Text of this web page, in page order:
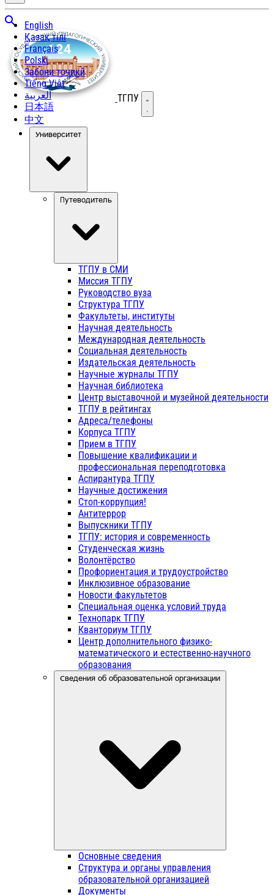
English
Қазақ тілі
Français
Polski
Забони тоҷикӣ
Tiếng Việt
العربية
日本語
中文
ТГПУ Открыть меню
Университет
Путеводитель
ТГПУ в СМИ
Миссия ТГПУ
Руководство вуза
Структура ТГПУ
Факультеты, институты
Научная деятельность
Международная деятельность
Социальная деятельность
Издательская деятельность
Научные журналы ТГПУ
Научная библиотека
Центр выставочной и музейной деятельности
ТГПУ в рейтингах
Адреса/телефоны
Корпуса ТГПУ
Прием в ТГПУ
Повышение квалификации и
профессиональная переподготовка
Аспирантура ТГПУ
Научные достижения
Стоп-коррупция!
Антитеррор
Выпускники ТГПУ
ТГПУ: история и современность
Студенческая жизнь
Волонтёрство
Профориентация и трудоустройство
Инклюзивное образование
Новости факультетов
Специальная оценка условий труда
Технопарк ТГПУ
Кванториум ТГПУ
Центр дополнительного физико-
математического и естественно-научного
образования
Сведения об образовательной организации
Основные сведения
Структура и органы управления
образовательной организацией
Документы